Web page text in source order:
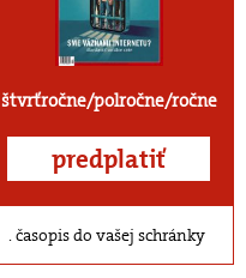
štvrťročne/polročne/ročne
predplatiť
časopis do vašej schránky